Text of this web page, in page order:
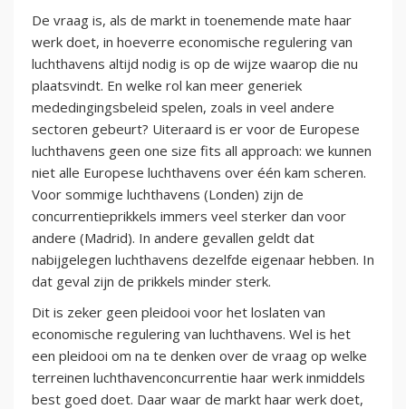
De vraag is, als de markt in toenemende mate haar
werk doet, in hoeverre economische regulering van
luchthavens altijd nodig is op de wijze waarop die nu
plaatsvindt. En welke rol kan meer generiek
mededingingsbeleid spelen, zoals in veel andere
sectoren gebeurt? Uiteraard is er voor de Europese
luchthavens geen one size fits all approach: we kunnen
niet alle Europese luchthavens over één kam scheren.
Voor sommige luchthavens (Londen) zijn de
concurrentieprikkels immers veel sterker dan voor
andere (Madrid). In andere gevallen geldt dat
nabijgelegen luchthavens dezelfde eigenaar hebben. In
dat geval zijn de prikkels minder sterk.
Dit is zeker geen pleidooi voor het loslaten van
economische regulering van luchthavens. Wel is het
een pleidooi om na te denken over de vraag op welke
terreinen luchthavenconcurrentie haar werk inmiddels
best goed doet. Daar waar de markt haar werk doet,